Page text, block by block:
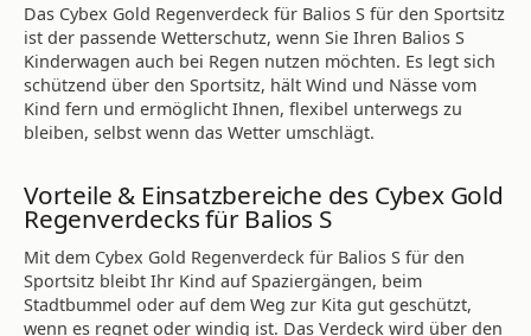
Das Cybex Gold Regenverdeck für Balios S für den Sportsitz
ist der passende Wetterschutz, wenn Sie Ihren Balios S
Kinderwagen auch bei Regen nutzen möchten. Es legt sich
schützend über den Sportsitz, hält Wind und Nässe vom
Kind fern und ermöglicht Ihnen, flexibel unterwegs zu
bleiben, selbst wenn das Wetter umschlägt.
Vorteile & Einsatzbereiche des Cybex Gold
Regenverdecks für Balios S
Mit dem Cybex Gold Regenverdeck für Balios S für den
Sportsitz bleibt Ihr Kind auf Spaziergängen, beim
Stadtbummel oder auf dem Weg zur Kita gut geschützt,
wenn es regnet oder windig ist. Das Verdeck wird über den